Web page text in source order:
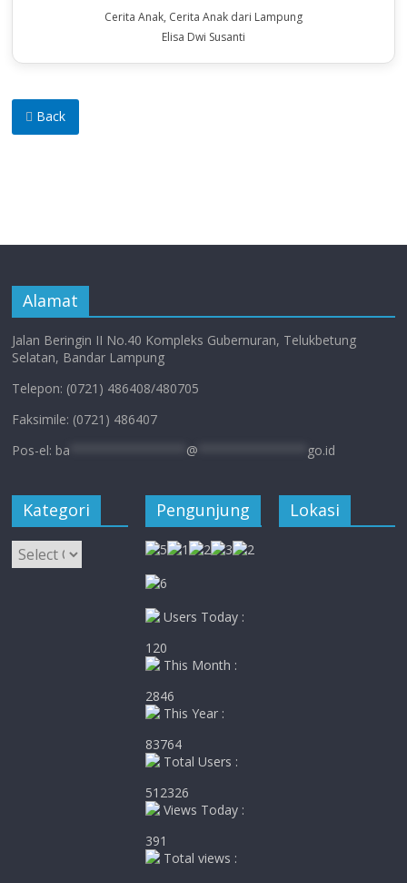
Cerita Anak, Cerita Anak dari Lampung
Elisa Dwi Susanti
Back
Alamat
Jalan Beringin II No.40 Kompleks Gubernuran, Telukbetung
Selatan, Bandar Lampung
Telepon: (0721) 486408/480705
Faksimile: (0721) 486407
Pos-el: ba @ go.id
Kategori
Kategori
Pengunjung
Users Today :
120
This Month :
2846
This Year :
83764
Total Users :
512326
Views Today :
391
Total views :
Lokasi